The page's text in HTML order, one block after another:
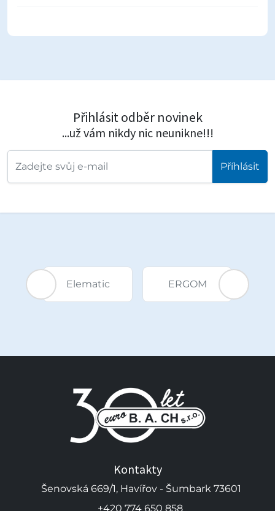
Přihlásit odběr novinek
...už vám nikdy nic neunikne!!!
Příhlásit
Elematic ERGOM
Kontakty
Šenovská 669/1, Havířov - Šumbark 73601
+420 774 650 858